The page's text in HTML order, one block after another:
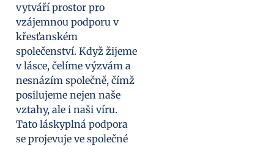
vytváří prostor pro
vzájemnou podporu v
křesťanském
společenství. Když žijeme
v lásce, čelíme výzvám a
nesnázím společně, čímž
posilujeme nejen naše
vztahy, ale i naši víru.
Tato láskyplná podpora
se projevuje ve společné